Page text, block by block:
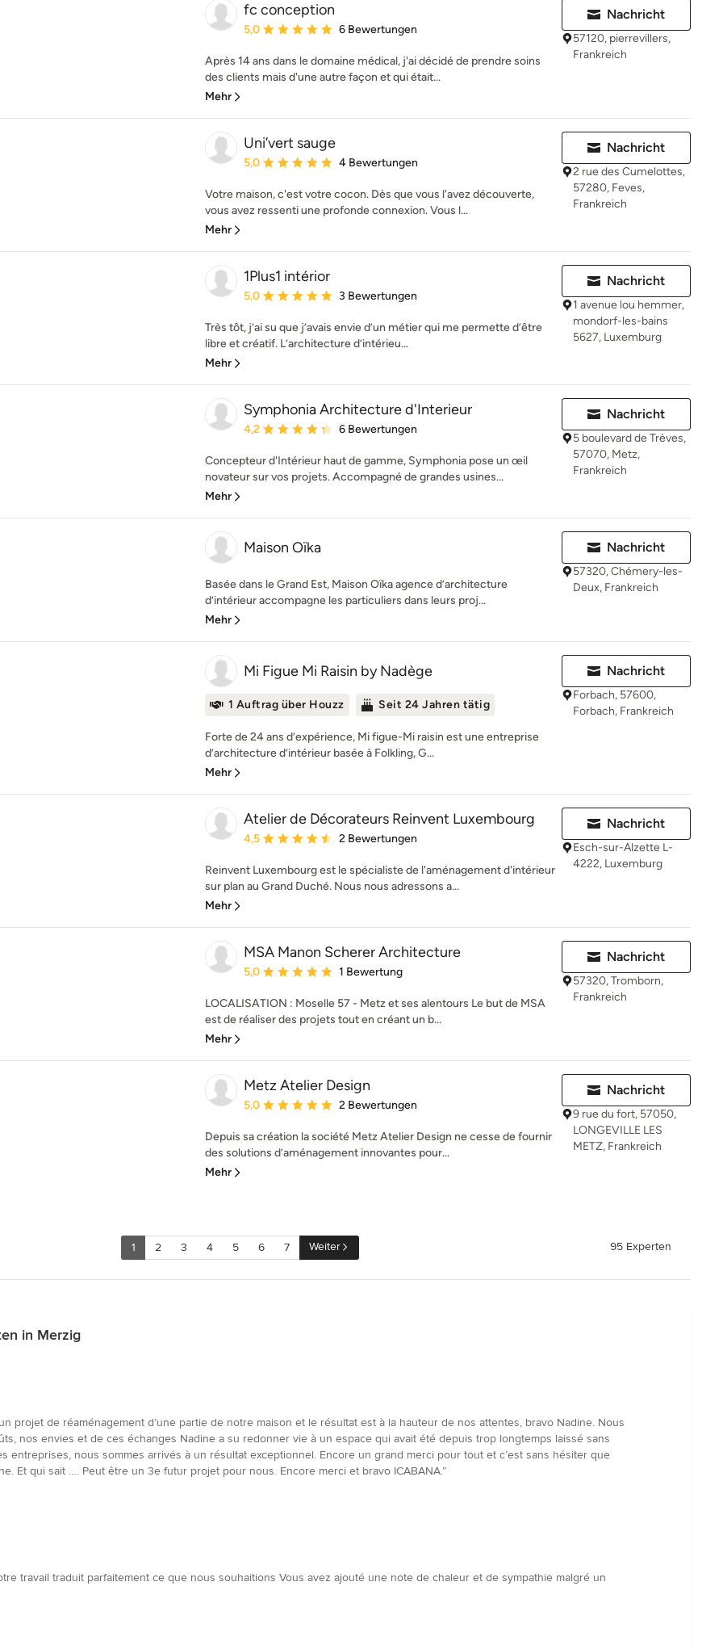
fc conception
Durchschnittliche Bewertung: 5 von 5 Sternen
5,0 6 Bewertungen
Après 14 ans dans le domaine médical, j'ai décidé de prendre soins
des clients mais d'une autre façon et qui était...
Mehr
Nachricht
57120, pierrevillers,
Frankreich
Uni’vert sauge
Durchschnittliche Bewertung: 5 von 5 Sternen
5,0 4 Bewertungen
Votre maison, c'est votre cocon. Dès que vous l'avez découverte,
vous avez ressenti une profonde connexion. Vous l...
Mehr
Nachricht
2 rue des Cumelottes,
57280, Feves,
Frankreich
1Plus1 intérior
Durchschnittliche Bewertung: 5 von 5 Sternen
5,0 3 Bewertungen
Très tôt, j’ai su que j’avais envie d’un métier qui me permette d’être
libre et créatif. L’architecture d’intérieu...
Mehr
Nachricht
1 avenue lou hemmer,
mondorf-les-bains
5627, Luxemburg
Symphonia Architecture d'Interieur
Durchschnittliche Bewertung: 4.2 von 5 Sternen
4,2 6 Bewertungen
Concepteur d'Intérieur haut de gamme, Symphonia pose un œil
novateur sur vos projets. Accompagné de grandes usines...
Mehr
Nachricht
5 boulevard de Trèves,
57070, Metz,
Frankreich
Maison Oïka
Basée dans le Grand Est, Maison Oïka agence d’architecture
d’intérieur accompagne les particuliers dans leurs proj...
Mehr
Nachricht
57320, Chémery-les-
Deux, Frankreich
Mi Figue Mi Raisin by Nadège
1 Auftrag über Houzz Seit 24 Jahren tätig
Forte de 24 ans d’expérience, Mi figue-Mi raisin est une entreprise
d’architecture d’intérieur basée à Folkling, G...
Mehr
Nachricht
Forbach, 57600,
Forbach, Frankreich
Atelier de Décorateurs Reinvent Luxembourg
Durchschnittliche Bewertung: 4.5 von 5 Sternen
4,5 2 Bewertungen
Reinvent Luxembourg est le spécialiste de l'aménagement d'intérieur
sur plan au Grand Duché. Nous nous adressons a...
Mehr
Nachricht
Esch-sur-Alzette L-
4222, Luxemburg
MSA Manon Scherer Architecture
Durchschnittliche Bewertung: 5 von 5 Sternen
5,0 1 Bewertung
LOCALISATION : Moselle 57 - Metz et ses alentours Le but de MSA
est de réaliser des projets tout en créant un b...
Mehr
Nachricht
57320, Tromborn,
Frankreich
Metz Atelier Design
Durchschnittliche Bewertung: 5 von 5 Sternen
5,0 2 Bewertungen
Depuis sa création la société Metz Atelier Design ne cesse de fournir
des solutions d’aménagement innovantes pour...
Mehr
Nachricht
9 rue du fort, 57050,
LONGEVILLE LES
METZ, Frankreich
1 2 3 4 5 6 7 Weiter 95 Experten
in Merzig
projet de réaménagement d’une partie de notre maison et le résultat est à la hauteur de nos attentes, bravo Nadine. Nous
nos envies et de ces échanges Nadine a su redonner vie à un espace qui avait été depuis trop longtemps laissé sans
entreprises, nous sommes arrivés à un résultat exceptionnel. Encore un grand merci pour tout et c’est sans hésiter que
Et qui sait …. Peut être un 3e futur projet pour nous. Encore merci et bravo ICABANA.”
travail traduit parfaitement ce que nous souhaitions Vous avez ajouté une note de chaleur et de sympathie malgré un